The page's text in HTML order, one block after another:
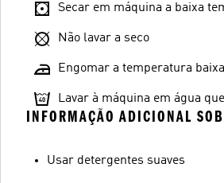
Secar em máquina a baixa
Não lavar a seco
Engomar a temperatura baixa
Lavar à máquina em água
INFORMAÇÃO ADICIONAL
Usar detergentes suaves